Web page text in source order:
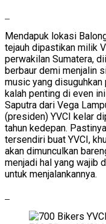
Mendapuk lokasi
tejauh dipastikan milik
perwakilan Sumatera,
berbaur demi menjalin
music yang disuguhkan
kalah penting di even
Saputra dari Vega
(presiden) YVCI kelar
tahun kedepan.
tersendiri buat YVCI,
akan dimunculkan
menjadi hal yang wajib
untuk menjalankannya.